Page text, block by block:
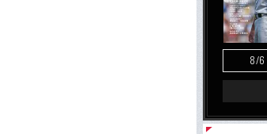
橋煌稀（2年・最速142キロ）、小林寛
キロ）、渋谷翔（3年・最速143キ
3年・最速141キロ）、山田脩也（2
8/6